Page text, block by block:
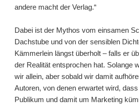
andere macht der Verlag.“
Dabei ist der Mythos vom einsamen
Dachstube und von der sensiblen
Kämmerlein längst überholt – falls er
der Realität entsprochen hat. Solange
wir allein, aber sobald wir damit
Autoren, von denen erwartet wird,
Publikum und damit um Marketing